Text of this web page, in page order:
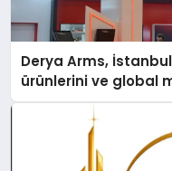
Derya Arms,
ürünlerini ve global